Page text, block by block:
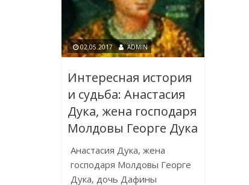
02.05.2017 ADMIN
Интересная история
и судьба: Анастасия
Дука, жена господаря
Молдовы Георге Дука
Анастасия Дука, жена
господаря Молдовы Георге
Дука, дочь Дафины